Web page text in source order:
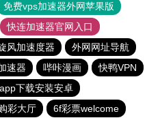
免费vps加速器外网苹果版
快连加速器官网入口
风加速度器
外网网址导航
速器 哔咔漫画
快鸭VPN
下载安装安卓
彩大厅
6f彩票welcome